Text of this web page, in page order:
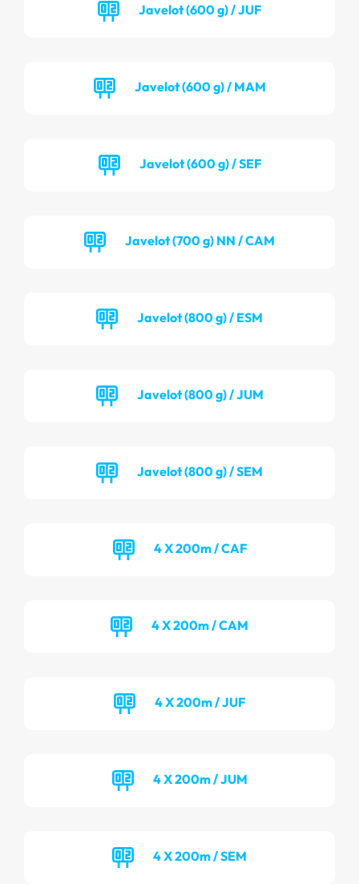
Javelot (600 g) / JUF
Javelot (600 g) / MAM
Javelot (600 g) / SEF
Javelot (700 g) NN / CAM
Javelot (800 g) / ESM
Javelot (800 g) / JUM
Javelot (800 g) / SEM
4 X 200m / CAF
4 X 200m / CAM
4 X 200m / JUF
4 X 200m / JUM
4 X 200m / SEM